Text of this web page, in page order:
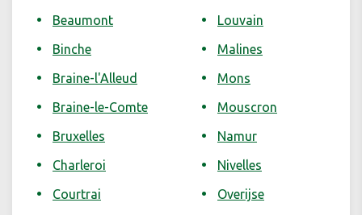
Beaumont
Binche
Braine-l'Alleud
Braine-le-Comte
Bruxelles
Charleroi
Courtrai
Louvain
Malines
Mons
Mouscron
Namur
Nivelles
Overijse